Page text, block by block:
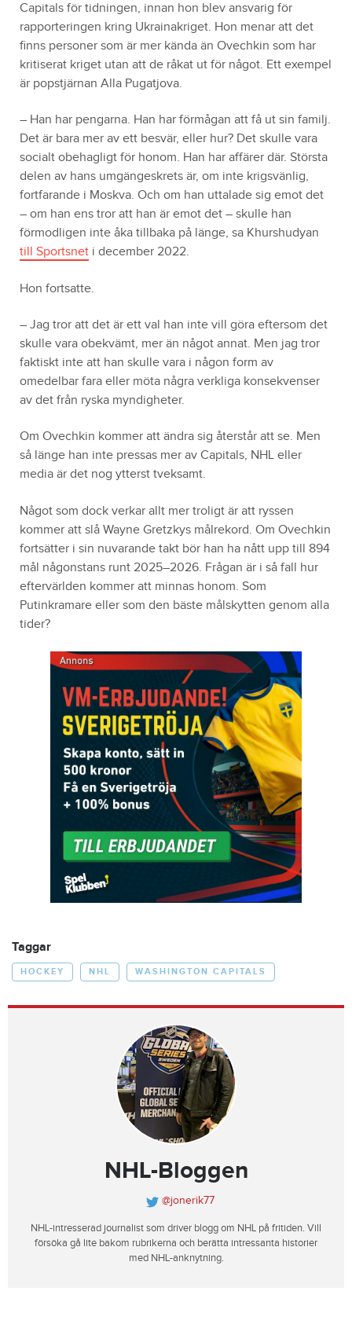
Capitals för tidningen, innan hon blev ansvarig för
rapporteringen kring Ukrainakriget. Hon menar att det
finns personer som är mer kända än Ovechkin som har
kritiserat kriget utan att de råkat ut för något. Ett exempel
är popstjärnan Alla Pugatjova.
– Han har pengarna. Han har förmågan att få ut sin familj.
Det är bara mer av ett besvär, eller hur? Det skulle vara
socialt obehagligt för honom. Han har affärer där. Största
delen av hans umgängeskrets är, om inte krigsvänlig,
fortfarande i Moskva. Och om han uttalade sig emot det
– om han ens tror att han är emot det – skulle han
förmodligen inte åka tillbaka på länge, sa Khurshudyan
till Sportsnet i december 2022.
Hon fortsatte.
– Jag tror att det är ett val han inte vill göra eftersom det
skulle vara obekvämt, mer än något annat. Men jag tror
faktiskt inte att han skulle vara i någon form av
omedelbar fara eller möta några verkliga konsekvenser
av det från ryska myndigheter.
Om Ovechkin kommer att ändra sig återstår att se. Men
så länge han inte pressas mer av Capitals, NHL eller
media är det nog ytterst tveksamt.
Något som dock verkar allt mer troligt är att ryssen
kommer att slå Wayne Gretzkys målrekord. Om Ovechkin
fortsätter i sin nuvarande takt bör han ha nått upp till 894
mål någonstans runt 2025–2026. Frågan är i så fall hur
eftervärlden kommer att minnas honom. Som
Putinkramare eller som den bäste målskytten genom alla
tider?
Taggar
HOCKEY NHL WASHINGTON CAPITALS
NHL-Bloggen
@jonerik77
NHL-intresserad journalist som driver blogg om NHL på fritiden. Vill
försöka gå lite bakom rubrikerna och berätta intressanta historier
med NHL-anknytning.